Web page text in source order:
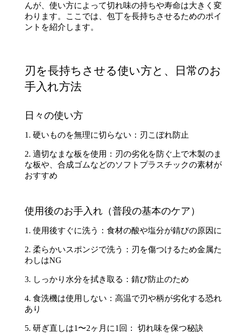
んが、使い方によって切れ味の持ちや寿命は大きく変
わります。ここでは、包丁を長持ちさせるためのポイ
ントを紹介します。
刃を長持ちさせる使い方と、日常のお
手入れ方法
日々の使い方
1. 硬いものを無理に切らない：刃こぼれ防止
2. 適切なまな板を使用：刃の劣化を防ぐ上で木製のま
な板や、合成ゴムなどのソフトプラスチックの素材が
おすすめ
使用後のお手入れ（普段の基本のケア）
1. 使用後すぐに洗う：食材の酸や塩分が錆びの原因に
2. 柔らかいスポンジで洗う：刃を傷つけるため金属た
わしはNG
3. しっかり水分を拭き取る：錆び防止のため
4. 食洗機は使用しない：高温で刃や柄が劣化する恐れ
あり
5. 研ぎ直しは1〜2ヶ月に1回： 切れ味を保つ秘訣